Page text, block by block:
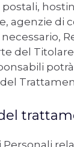
agenzie di
del